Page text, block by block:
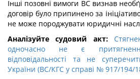
Інші позовні вимоги ВС визнав
договір було припинено за
не може породжувати юридичні
Аналізуйте судовий акт:
одночасно не є
відповідальності та не
України (ВС/КГС у справі № 917/194/